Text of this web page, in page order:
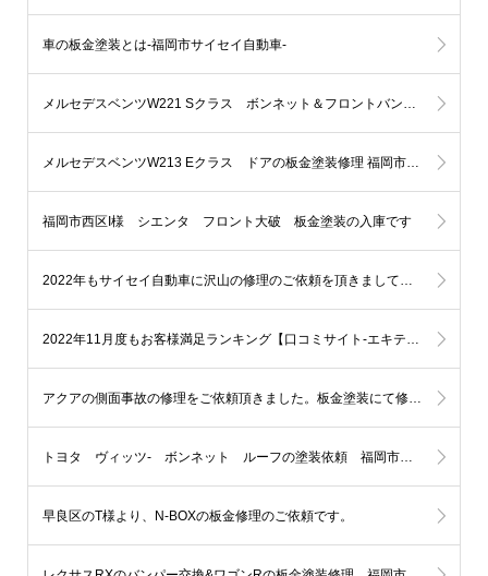
車の板金塗装とは-福岡市サイセイ自動車-
メルセデスベンツW221 Sクラス ボンネット＆フロントバンパーの板金塗装修理 福岡市博多区K様
メルセデスベンツW213 Eクラス ドアの板金塗装修理 福岡市早良区N様
福岡市西区I様 シエンタ フロント大破 板金塗装の入庫です
2022年もサイセイ自動車に沢山の修理のご依頼を頂きまして本当にありがとうございました。
2022年11月度もお客様満足ランキング【口コミサイト-エキテン様により】福岡市自動車部門で【1位】を表彰する事となりました!!
アクアの側面事故の修理をご依頼頂きました。板金塗装にて修理します。福岡市 中央区のH様
トヨタ ヴィッツ- ボンネット ルーフの塗装依頼 福岡市西区
早良区のT様より、N-BOXの板金修理のご依頼です。